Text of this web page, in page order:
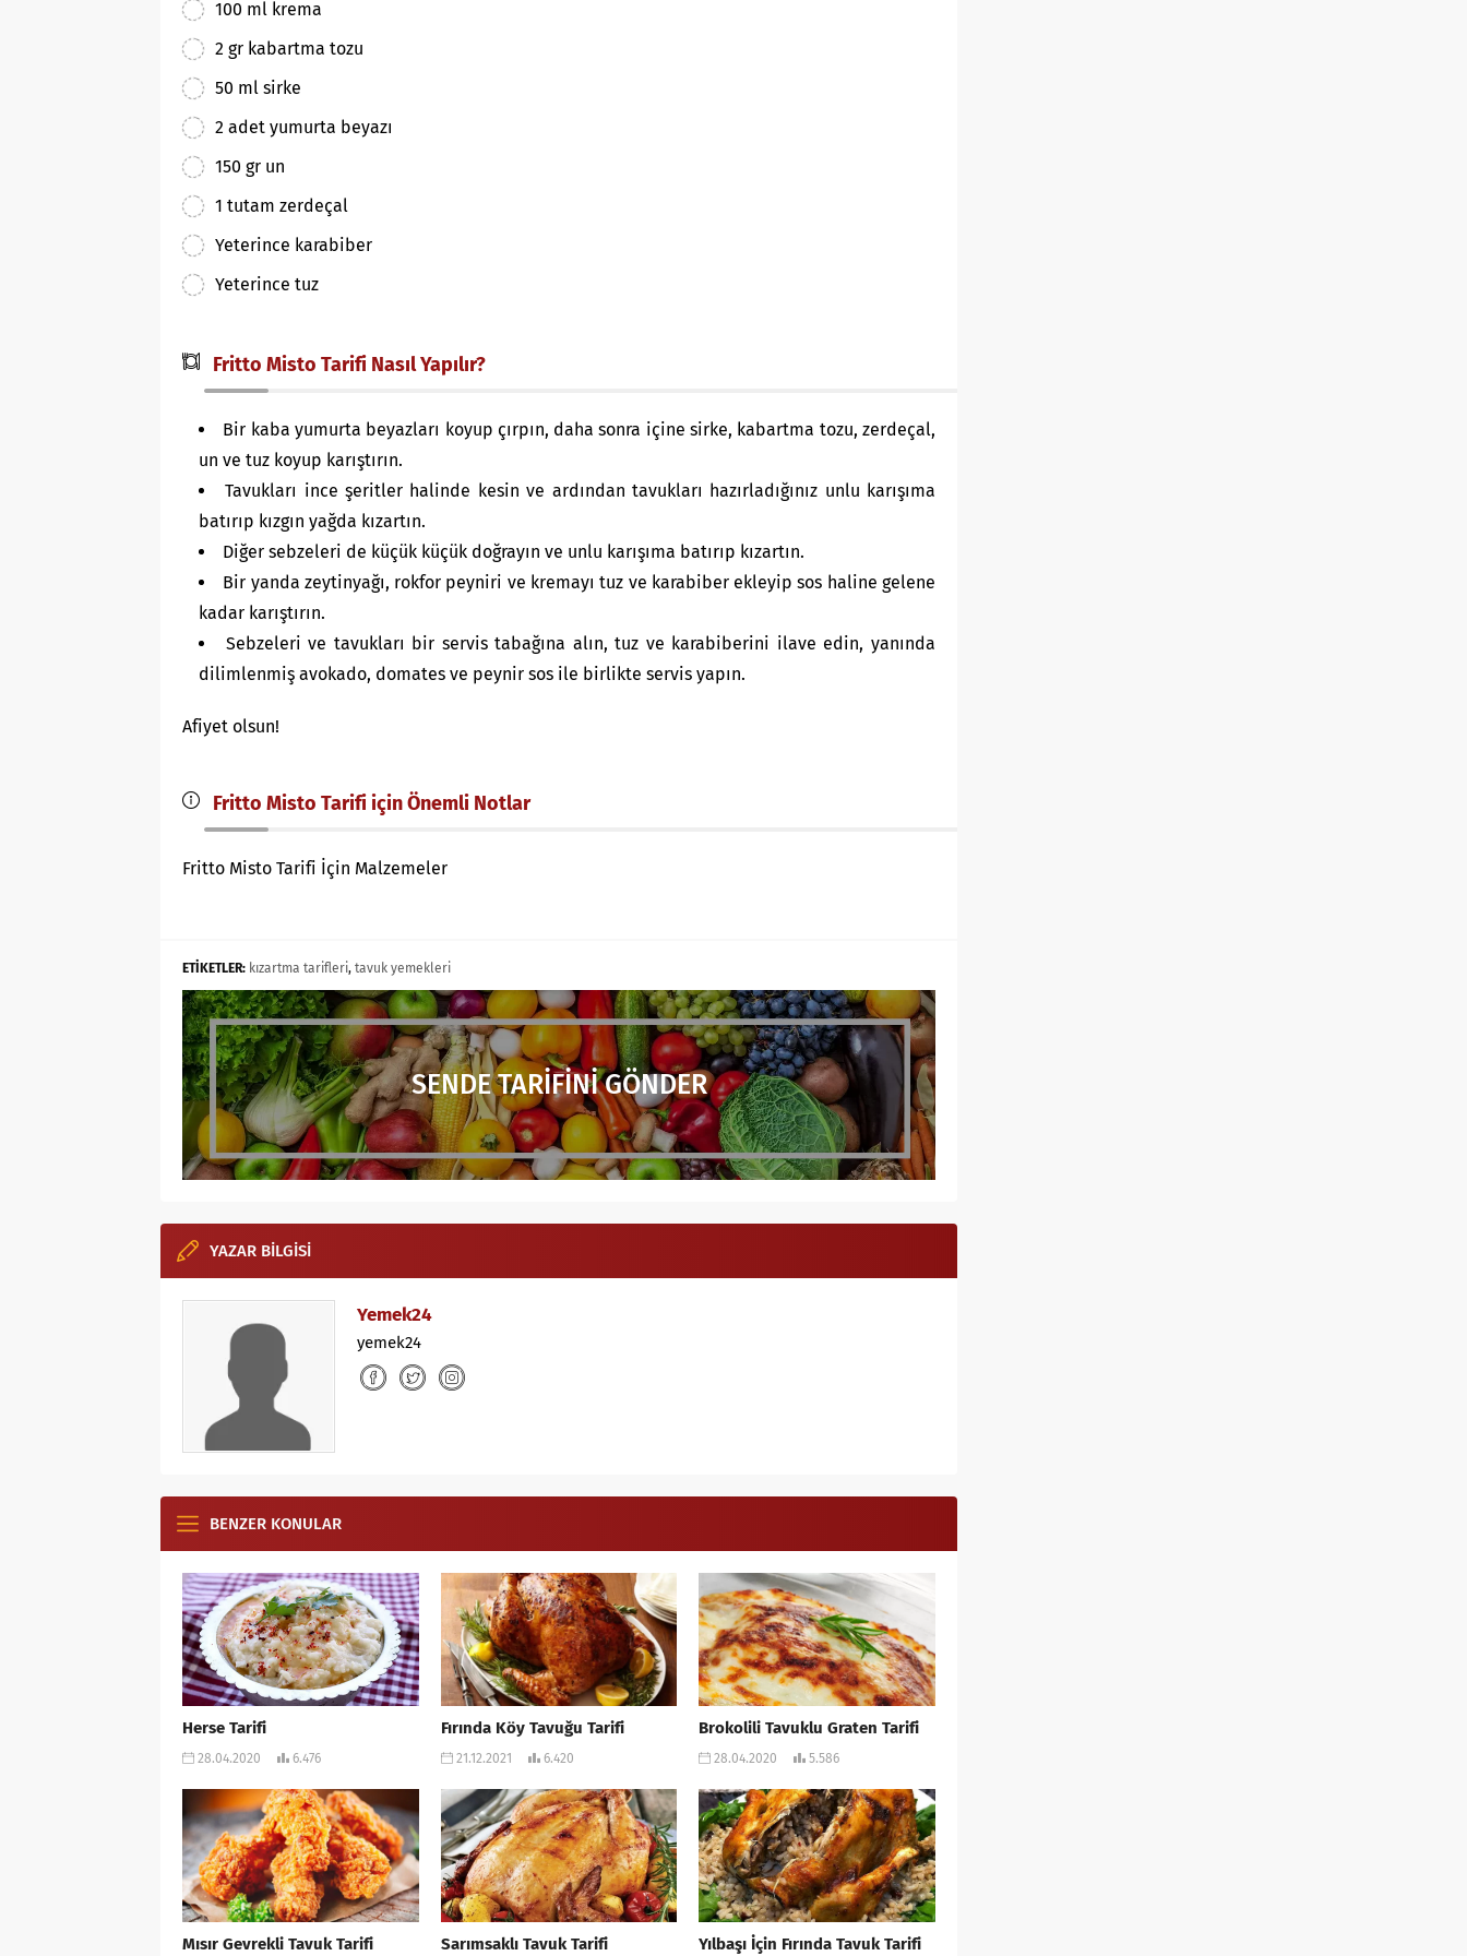
100 ml krema
2 gr kabartma tozu
50 ml sirke
2 adet yumurta beyazı
150 gr un
1 tutam zerdeçal
Yeterince karabiber
Yeterince tuz
Fritto Misto Tarifi Nasıl Yapılır?
Bir kaba yumurta beyazları koyup çırpın, daha sonra içine sirke, kabartma tozu, zerdeçal,
un ve tuz koyup karıştırın.
Tavukları ince şeritler halinde kesin ve ardından tavukları hazırladığınız unlu karışıma
batırıp kızgın yağda kızartın.
Diğer sebzeleri de küçük küçük doğrayın ve unlu karışıma batırıp kızartın.
Bir yanda zeytinyağı, rokfor peyniri ve kremayı tuz ve karabiber ekleyip sos haline gelene
kadar karıştırın.
Sebzeleri ve tavukları bir servis tabağına alın, tuz ve karabiberini ilave edin, yanında
dilimlenmiş avokado, domates ve peynir sos ile birlikte servis yapın.
Afiyet olsun!
Fritto Misto Tarifi için Önemli Notlar
Fritto Misto Tarifi İçin Malzemeler
ETİKETLER: kızartma tarifleri, tavuk yemekleri
SENDE TARİFİNİ GÖNDER
YAZAR BİLGİSİ
Yemek24
yemek24
BENZER KONULAR
Herse Tarifi
28.04.2020 6.476
Fırında Köy Tavuğu Tarifi
21.12.2021 6.420
Brokolili Tavuklu Graten Tarifi
28.04.2020 5.586
Mısır Gevrekli Tavuk Tarifi Sarımsaklı Tavuk Tarifi Yılbaşı İçin Fırında Tavuk Tarifi